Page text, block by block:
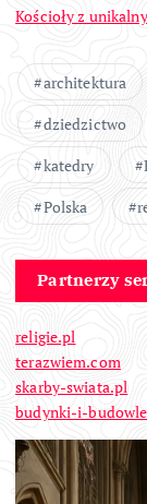
Kościoły z
architektura
dziedzictwo
katedry
Polska
Partnerzy
religie.pl
terazwiem.com
skarby-swiata.pl
budynki-i-